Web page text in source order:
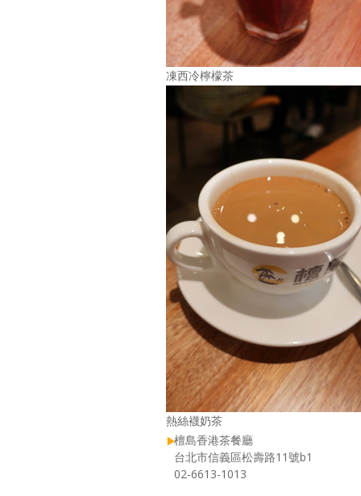
凍西冷檸檬茶
熱絲襪奶茶
檀島香港茶餐廳
台北市信義區松壽路11號b1
02-6613-1013